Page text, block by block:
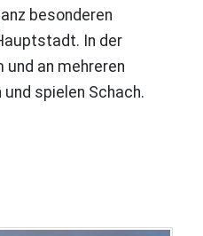
besonderen
In der
und an mehreren
spielen Schach.